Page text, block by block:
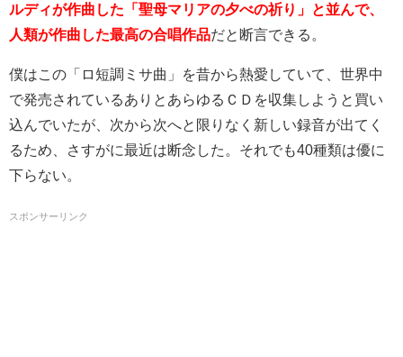
ルディが作曲した「聖母マリアの夕べの祈り」と並んで、
人類が作曲した最高の合唱作品だと断言できる。
僕はこの「ロ短調ミサ曲」を昔から熱愛していて、世界中
で発売されているありとあらゆるＣＤを収集しようと買い
込んでいたが、次から次へと限りなく新しい録音が出てく
るため、さすがに最近は断念した。それでも40種類は優に
下らない。
スポンサーリンク